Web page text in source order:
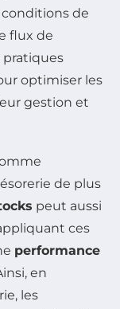
de
flux de
pratiques
optimiser les
gestion et
de plus
peut aussi
ces
performance
en
les